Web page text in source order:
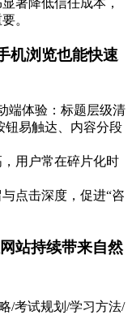
著降低信任成本，
。
机浏览也能快速
端体验：标题层级清
钮易触达、内容分段
用户常在碎片化时
点击深度，促进“咨
站持续带来自然
/考试规划/学习方法/